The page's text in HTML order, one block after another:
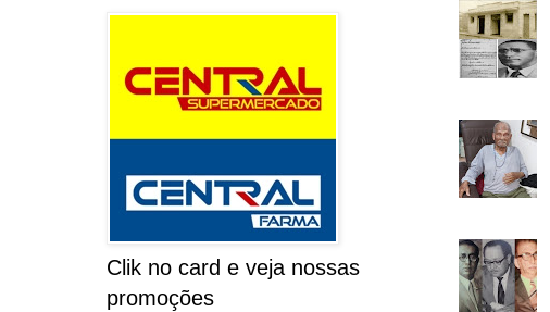
Clik no card e veja nossas
promoções